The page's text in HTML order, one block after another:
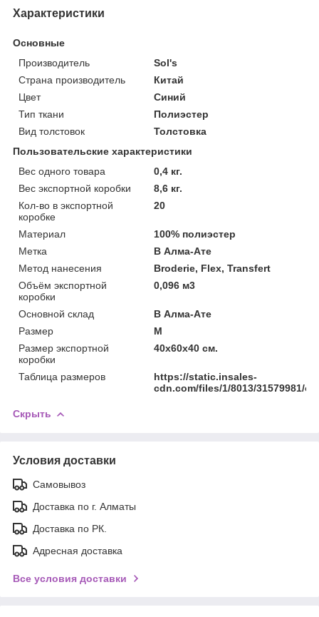
Характеристики
Основные
Производитель
Sol's
Страна производитель
Китай
Цвет
Синий
Тип ткани
Полиэстер
Вид толстовок
Толстовка
Пользовательские характеристики
Вес одного товара
0,4 кг.
Вес экспортной коробки
8,6 кг.
Кол-во в экспортной
коробке
20
Материал
100% полиэстер
Метка
В Алма-Ате
Метод нанесения
Broderie, Flex, Transfert
Объём экспортной
коробки
0,096 м3
Основной склад
В Алма-Ате
Размер
M
Размер экспортной
коробки
40x60x40 см.
Таблица размеров
https://static.insales-
cdn.com/files/1/8013/31579981/
Скрыть
Условия доставки
Самовывоз
Доставка по г. Алматы
Доставка по РК.
Адресная доставка
Все условия доставки